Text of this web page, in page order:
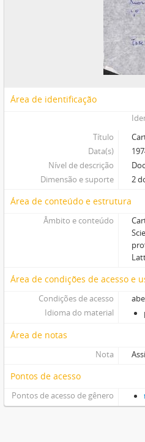
Área de identificação
Título
Data(s)
Nível de descrição
Dimensão e suporte
2
Área de conteúdo e estrutura
Âmbito e conteúdo
Área de condições de acesso e
Condições de acesso
Idioma do material
Área de notas
Nota
Pontos de acesso
Pontos de acesso de gênero